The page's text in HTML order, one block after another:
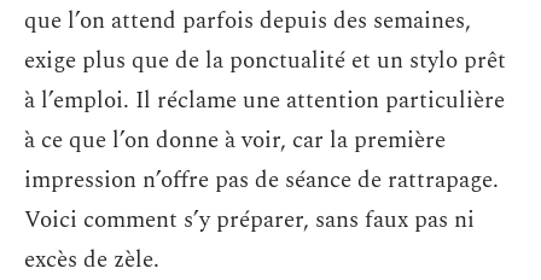
que l’on attend parfois depuis des semaines,
exige plus que de la ponctualité et un stylo prêt
à l’emploi. Il réclame une attention particulière
à ce que l’on donne à voir, car la première
impression n’offre pas de séance de rattrapage.
Voici comment s’y préparer, sans faux pas ni
excès de zèle.